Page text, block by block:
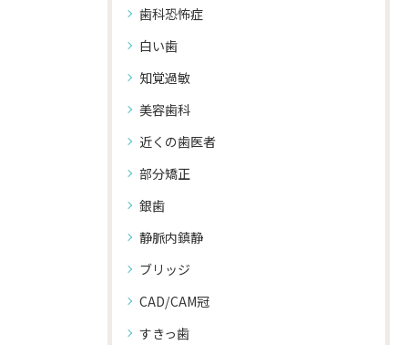
歯科恐怖症
白い歯
知覚過敏
美容歯科
近くの歯医者
部分矯正
銀歯
静脈内鎮静
ブリッジ
CAD/CAM冠
すきっ歯